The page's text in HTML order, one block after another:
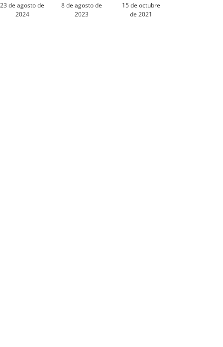
23 de agosto de
2024
8 de agosto de
2023
15 de octubre
de 2021